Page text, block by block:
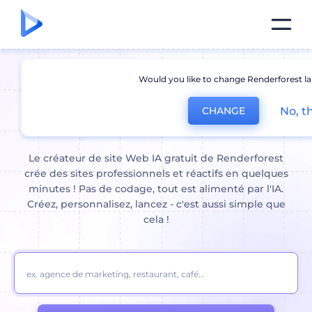
Créer un site internet avec IA
en quelques minutes
Le créateur de site Web IA gratuit de Renderforest
crée des sites professionnels et réactifs en quelques
minutes ! Pas de codage, tout est alimenté par l'IA.
Créez, personnalisez, lancez - c'est aussi simple que
cela !
Would you like to change Renderforest
CHANGE No,